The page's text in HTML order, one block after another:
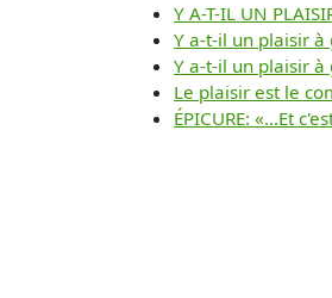
Y A-T-IL UN
Y a-t-il un plaisir à
Y a-t-il un plaisir à
Le plaisir est le
ÉPICURE: «...Et